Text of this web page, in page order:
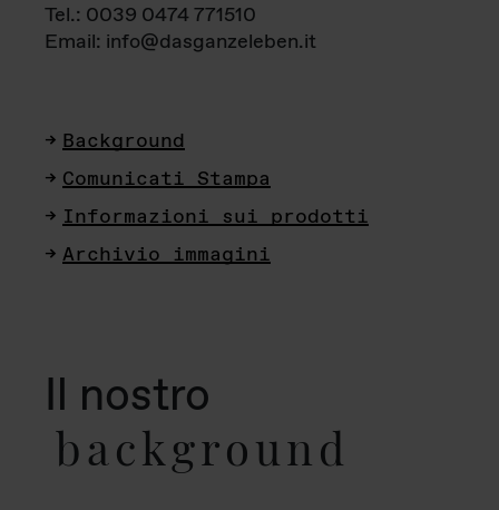
Tel.: 0039 0474 771510
Email: info@dasganzeleben.it
Background
Comunicati Stampa
Informazioni sui prodotti
Archivio immagini
Il nostro
background